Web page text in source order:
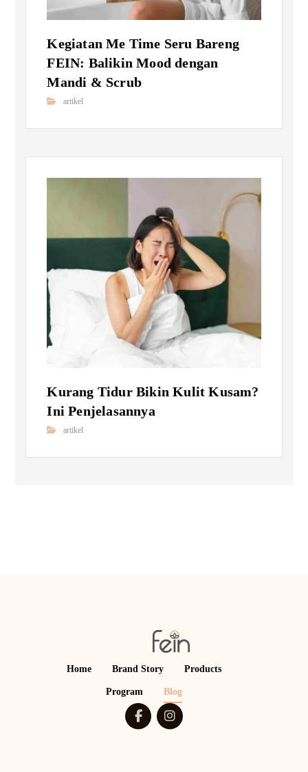
Kegiatan Me Time Seru Bareng
FEIN: Balikin Mood dengan
Mandi & Scrub
artikel
Kurang Tidur Bikin Kulit Kusam?
Ini Penjelasannya
artikel
Home Brand Story Products
Program Blog